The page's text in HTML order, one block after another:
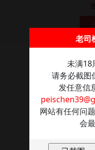
老司
未满18
请务必截图
发任意信
网站有任何问
会